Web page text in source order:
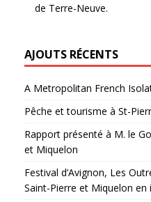
de Terre-Neuve.
AJOUTS RÉCENTS
A Metropolitan French
Pêche et tourisme à St-
Rapport présenté à M. le
et Miquelon
Festival d’Avignon, Les
Saint-Pierre et Miquelon en